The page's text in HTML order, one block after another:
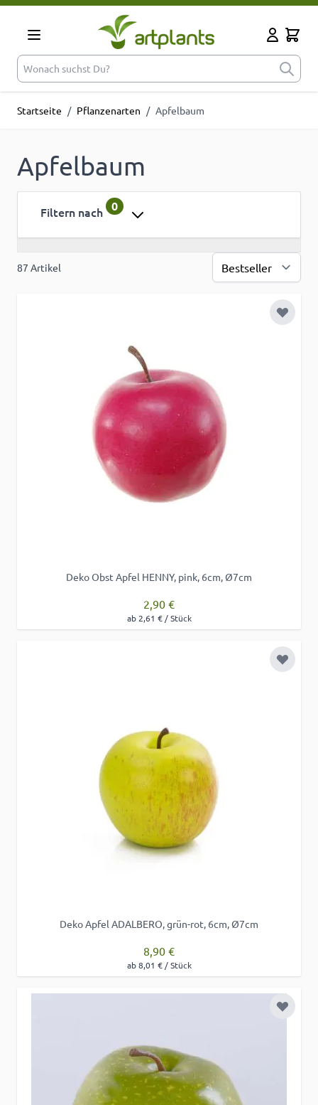
Zum Inhalt springen
Cart
Startseite / Pflanzenarten / Apfelbaum
Apfelbaum
Filtern nach 0
87 Artikel
Zur
Deko Obst Apfel HENNY, pink, 6cm, Ø7cm
2,90 €
ab 2,61 € / Stück
Zur
Deko Apfel ADALBERO, grün-rot, 6cm, Ø7cm
8,90 €
ab 8,01 € / Stück
Zur